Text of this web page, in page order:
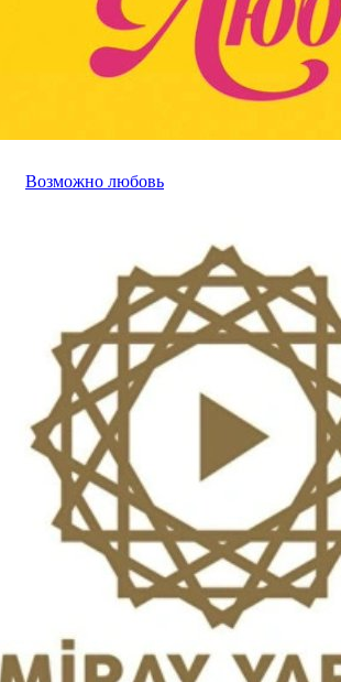
Возможно любовь